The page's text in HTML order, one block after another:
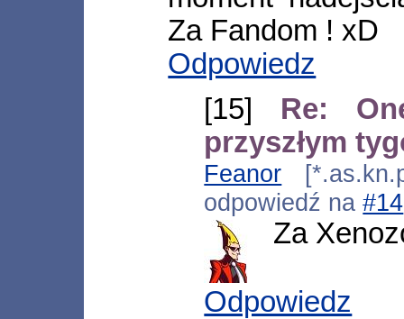
Za Fandom ! xD
Odpowiedz
[15] Re:
przyszłym
Feanor
odpowiedź na#14
Za
Odpowiedz